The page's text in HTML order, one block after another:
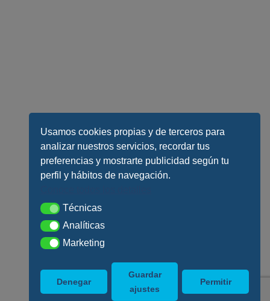
Usamos cookies propias y de terceros para
analizar nuestros servicios, recordar tus
preferencias y mostrarte publicidad según tu
perfil y hábitos de navegación.
TécnicasTécnicas
AnalíticasAnalíticas
MarketingMarketing
Denegar
Guardar
ajustes
Permitir